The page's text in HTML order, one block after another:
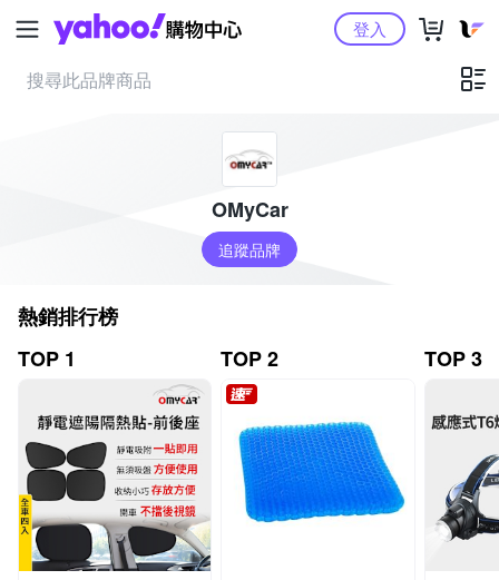
Yahoo購物中心登入
OMyCar
追蹤品牌
熱銷排行榜
TOP 1
TOP 2 TOP 3